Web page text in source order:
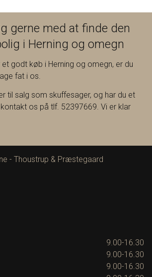
gerne med at finde den
i Herning og omegn
et godt køb i Herning og omegn, er du
fat i os.
til salg som skuffesager, og har du et
os på tlf. 52397669. Vi er klar
- Thoustrup & Præstegaard
9.00-16.30
9.00-16.30
9.00-16.30